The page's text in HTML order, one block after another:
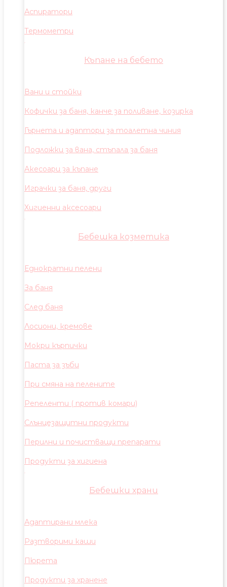
Аспиратори
Термометри
Къпане на бебето
Вани и стойки
Кофички за баня, канче за поливане, козирка
Гърнета и адаптори за тоалетна чиния
Подложки за вана, стъпала за баня
Акесоари за къпане
Играчки за баня, други
Хигиенни аксесоари
Бебешка козметика
Еднократни пелени
За баня
След баня
Лосиони, кремове
Мокри кърпички
Паста за зъби
При смяна на пелените
Репеленти ( против комари)
Слънцезащитни продукти
Перилни и почистващи препарати
Продукти за хигиена
Бебешки храни
Адаптирани млека
Разтворими каши
Пюрета
Продукти за хранене